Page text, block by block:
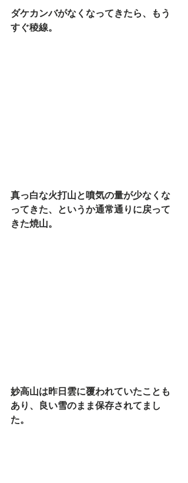
ダケカンバがなくなってきたら、もう
すぐ稜線。
真っ白な火打山と噴気の量が少なくな
ってきた、というか通常通りに戻って
きた焼山。
妙高山は昨日雲に覆われていたことも
あり、良い雪のまま保存されてまし
た。